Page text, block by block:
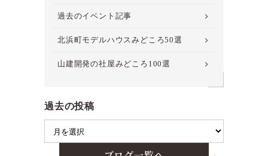
過去のイベント記事
北浜町モデルハウスみどころ50選
山建開発の社屋みどころ100選
過去の投稿